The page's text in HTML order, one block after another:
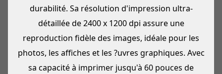
durabilité. Sa résolution d'impression ultra-
détaillée de 2400 x 1200 dpi assure une
reproduction fidèle des images, idéale pour les
photos, les affiches et les ?uvres graphiques. Avec
sa capacité à imprimer jusqu'à 60 pouces de